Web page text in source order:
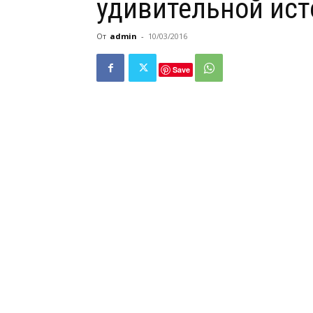
удивительной
От admin - 10/03/2016
Save